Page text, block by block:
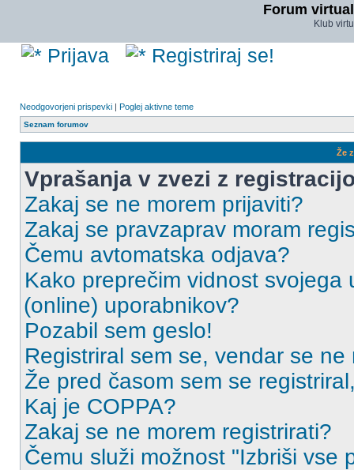
Forum
Klub
Prijava Registriraj se!
Neodgovorjeni prispevki | Poglej aktivne teme
Seznam forumov
Že
Vprašanja v zvezi z
Zakaj se ne morem prijaviti?
Zakaj se pravzaprav moram
Čemu avtomatska odjava?
Kako preprečim vidnost
(online) uporabnikov?
Pozabil sem geslo!
Registriral sem se, vendar se ne
Že pred časom sem se
Kaj je COPPA?
Zakaj se ne morem registrirati?
Čemu služi možnost "Izbriši vse